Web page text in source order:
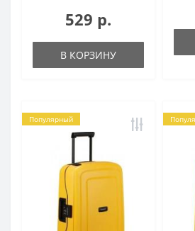
529 р.
В КОРЗИНУ
Популярный